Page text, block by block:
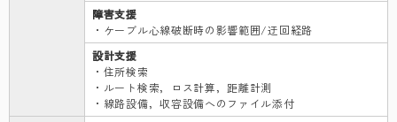
障害支援
・ケーブル心線破断時の影響範囲/迂回経路
設計支援
・住所検索
・ルート検索，ロス計算，距離計測
・線路設備，収容設備へのファイル添付